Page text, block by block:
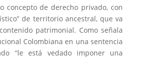
concepto de derecho privado, con
de territorio ancestral, que va
patrimonial. Como señala
Colombiana en una sentencia
“le está vedado imponer una